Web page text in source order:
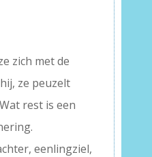
zich met de
ze peuzelt
rest is een
eenlingziel,